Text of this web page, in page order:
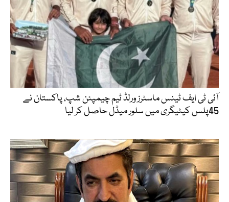
آئی ٹی ایف ٹینس ماسٹرز ورلڈ ٹیم چیمپئن شپ، پاکستان نے
45پلس کیٹیگری میں سلور میڈل حاصل کر لیا